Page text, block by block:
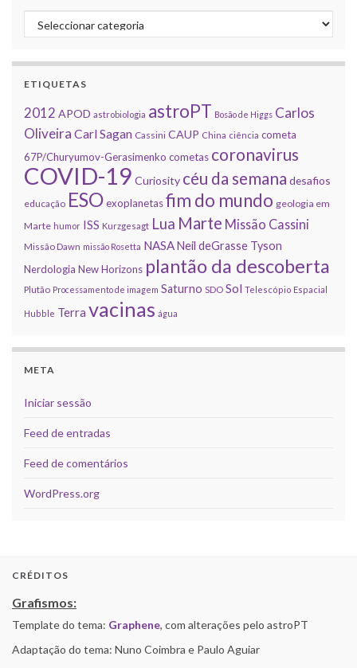
Categorias
ETIQUETAS
2012 APOD astrobiologia astroPT Bosão de Higgs Carlos
Oliveira Carl Sagan Cassini CAUP China ciência cometa
67P/Churyumov-Gerasimenko cometas coronavirus
COVID-19 Curiosity céu da semana desafios
educação ESOexoplanetasfim do mundo geologia em
Marte humor ISS Kurzgesagt Lua Marte Missão Cassini
Missão Dawn missão Rosetta NASANeil deGrasse Tyson
Nerdologia New Horizons plantão da descoberta
Plutão Processamento de imagem Saturno SDO Sol Telescópio Espacial
Hubble Terra vacinas água
META
Iniciar sessão
Feed de entradas
Feed de comentários
WordPress.org
CRÉDITOS
Grafismos:
Template do tema: Graphene, com alterações pelo astroPT
Adaptação do tema: Nuno Coimbra e Paulo Aguiar